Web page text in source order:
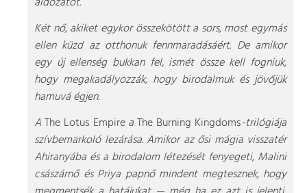
Két nő, akiket egykor összekötött a sors, most egymás
ellen küzd az otthonuk fennmaradásáért. De amikor
egy új ellenség bukkan fel, ismét össze kell fogniuk,
hogy megakadályozzák, hogy birodalmuk és jövőjük
hamuvá égjen.
AThe Lotus EmpireaThe Burning Kingdoms-trilógiája
szívbemarkoló lezárása. Amikor az ősi mágia visszatér
Ahiranyába és a birodalom létezését fenyegeti, Malini
császárnő és Priya papnő mindent megtesznek, hogy